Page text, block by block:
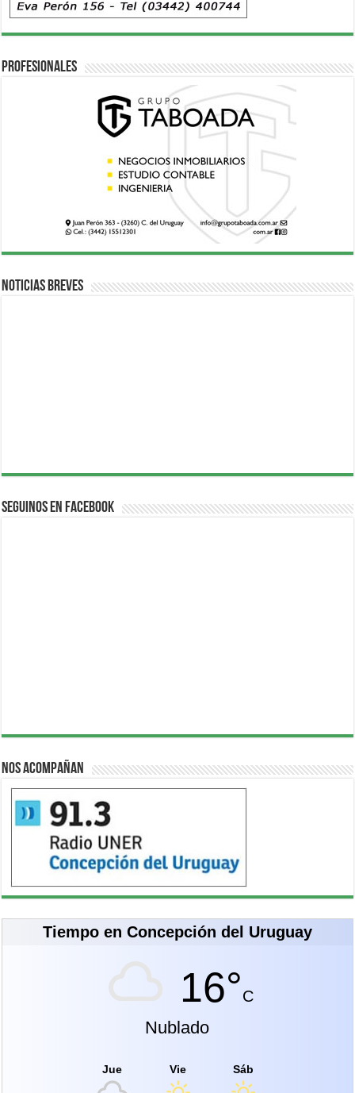
Profesionales
Noticias breves
Seguinos en Facebook
Nos acompañan
Tiempo en Concepción del Uruguay
16°C
Nublado
Jue Vie Sáb